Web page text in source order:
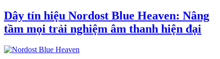
Dây tín hiệu Nordost Blue Heaven: Nâng
tầm mọi trải nghiệm âm thanh hiện đại